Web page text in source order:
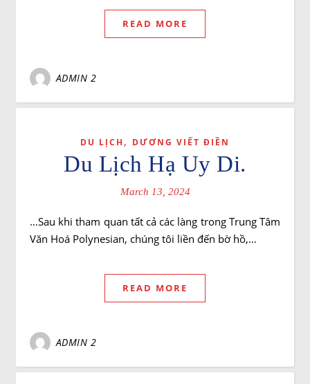
READ MORE
ADMIN 2
DU LỊCH , DƯƠNG VIẾT ĐIỀN
Du Lịch Hạ Uy Di.
March 13, 2024
…Sau khi tham quan tất cả các làng trong Trung Tâm
Văn Hoá Polynesian, chúng tôi liền đến bờ hồ,…
READ MORE
ADMIN 2